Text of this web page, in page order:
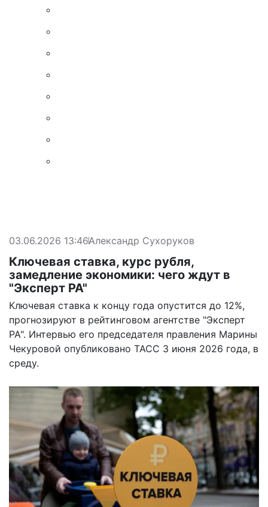
03.06.2026 13:46Александр Сухоруков
Ключевая ставка, курс рубля,
замедление экономики: чего ждут в
"Эксперт РА"
Ключевая ставка к концу года опустится до 12%,
прогнозируют в рейтинговом агентстве "Эксперт
РА". Интервью его председателя правления Марины
Чекуровой опубликовано ТАСС 3 июня 2026 года, в
среду.